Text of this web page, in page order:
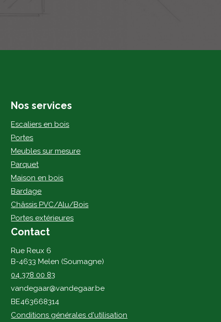
Nos services
Escaliers en bois
Portes
Meubles sur mesure
Parquet
Maison en bois
Bardage
Châssis PVC/Alu/Bois
Portes extérieures
Contact
Rue Reux 6
B-4633 Melen (Soumagne)
04 378 00 83
vandegaar@vandegaar.be
BE463668314
Conditions générales d'utilisation